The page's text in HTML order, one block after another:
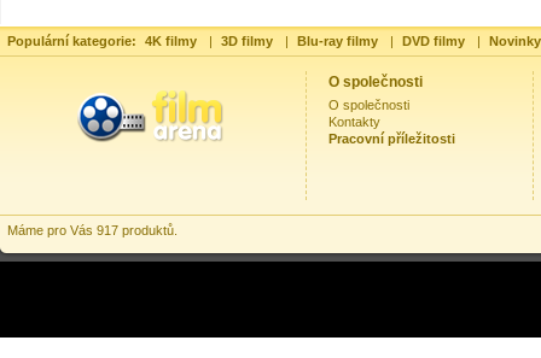
Populární kategorie: 4K filmy | 3D filmy | Blu-ray filmy | DVD filmy |
O společnosti
O společnosti
Kontakty
Pracovní příležitosti
Máme pro Vás 917 produktů.